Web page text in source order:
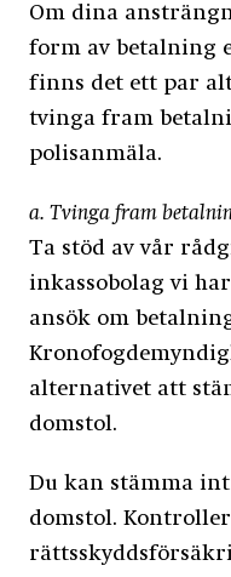
Om dina
form av betalning
finns det ett par
tvinga fram
polisanmäla.
a. Tvinga fram
Ta stöd av vår
inkassobolag vi
ansök om
alternativet att
domstol.
Du kan stämma
domstol.